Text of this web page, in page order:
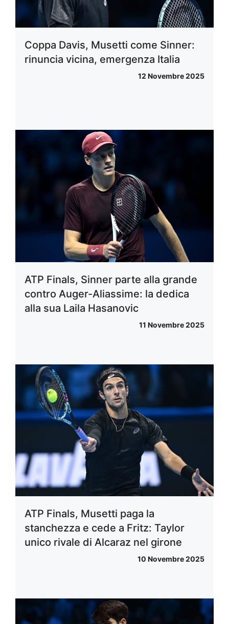
Coppa Davis, Musetti come Sinner:
rinuncia vicina, emergenza Italia
12 Novembre 2025
ATP Finals, Sinner parte alla grande
contro Auger-Aliassime: la dedica
alla sua Laila Hasanovic
11 Novembre 2025
ATP Finals, Musetti paga la
stanchezza e cede a Fritz: Taylor
unico rivale di Alcaraz nel girone
10 Novembre 2025